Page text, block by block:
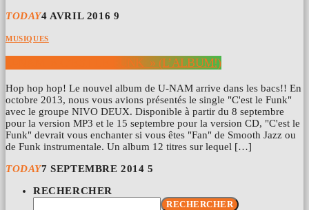
TODAY4 AVRIL 2016 9
MUSIQUES
U-NAM » C’EST LE FUNK » (L’ALBUM!)
Hop hop hop! Le nouvel album de U-NAM arrive dans les bacs!! En
octobre 2013, nous vous avions présentés le single "C'est le Funk"
avec le groupe NIVO DEUX. Disponible à partir du 8 septembre
pour la version MP3 et le 15 septembre pour la version CD, "C'est le
Funk" devrait vous enchanter si vous êtes "Fan" de Smooth Jazz ou
de Funk instrumentale. Un album 12 titres sur lequel […]
TODAY7 SEPTEMBRE 2014 5
RECHERCHER
RECHERCHER